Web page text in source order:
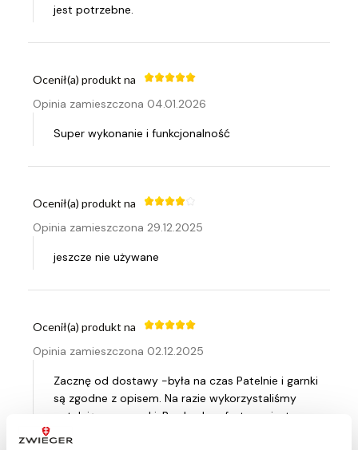
jest potrzebne.
Ocenił(a) produkt na
Opinia zamieszczona 04.01.2026
Super wykonanie i funkcjonalność
Ocenił(a) produkt na
Opinia zamieszczona 29.12.2025
jeszcze nie używane
Ocenił(a) produkt na
Opinia zamieszczona 02.12.2025
Zacznę od dostawy -była na czas Patelnie i garnki
są zgodne z opisem. Na razie wykorzystaliśmy
patelnię oraz garnki. Bardzo komfortowo jest w